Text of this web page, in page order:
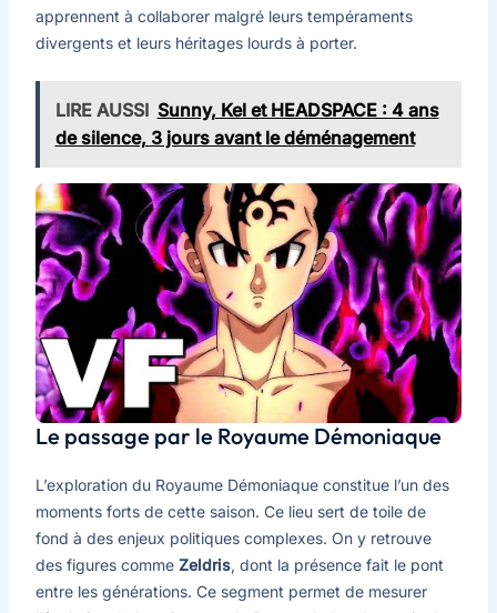
apprennent à collaborer malgré leurs tempéraments
divergents et leurs héritages lourds à porter.
LIRE AUSSI Sunny, Kel et HEADSPACE : 4 ans
de silence, 3 jours avant le déménagement
Le passage par le Royaume Démoniaque
L’exploration du Royaume Démoniaque constitue l’un des
moments forts de cette saison. Ce lieu sert de toile de
fond à des enjeux politiques complexes. On y retrouve
des figures comme Zeldris, dont la présence fait le pont
entre les générations. Ce segment permet de mesurer